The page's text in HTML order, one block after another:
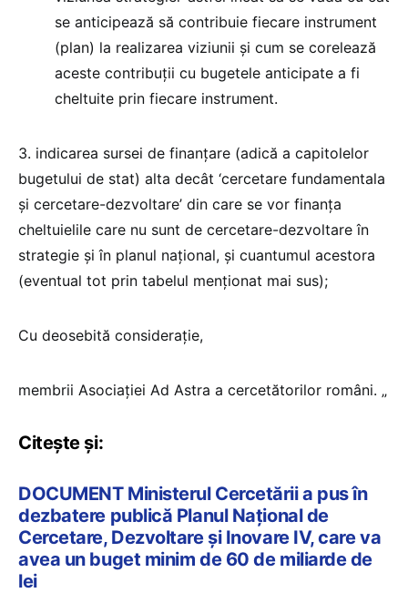
se anticipează să contribuie fiecare instrument
(plan) la realizarea viziunii și cum se corelează
aceste contribuții cu bugetele anticipate a fi
cheltuite prin fiecare instrument.
3. indicarea sursei de finanțare (adică a capitolelor
bugetului de stat) alta decât ‘cercetare fundamentala
și cercetare-dezvoltare’ din care se vor finanța
cheltuielile care nu sunt de cercetare-dezvoltare în
strategie și în planul național, și cuantumul acestora
(eventual tot prin tabelul menționat mai sus);
Cu deosebită considerație,
membrii Asociației Ad Astra a cercetătorilor români. „
Citește și:
DOCUMENT Ministerul Cercetării a pus în
dezbatere publică Planul Național de
Cercetare, Dezvoltare și Inovare IV, care va
avea un buget minim de 60 de miliarde de
lei